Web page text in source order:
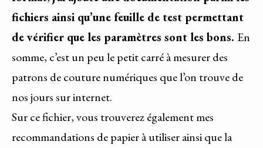
fichiers ainsi qu’une feuille de test permettant
de vérifier que les paramètres sont les bons. En
somme, c’est un peu le petit carré à mesurer des
patrons de couture numériques que l’on trouve de
nos jours sur internet.
Sur ce fichier, vous trouverez également mes
recommandations de papier à utiliser ainsi que la